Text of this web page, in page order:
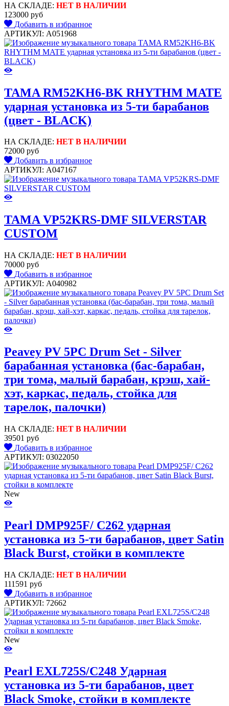
НА СКЛАДЕ: НЕТ В НАЛИЧИИ
123000 руб
Добавить в избранное
АРТИКУЛ: A051968
TAMA RM52KH6-BK RHYTHM MATE
ударная установка из 5-ти барабанов
(цвет - BLACK)
НА СКЛАДЕ: НЕТ В НАЛИЧИИ
72000 руб
Добавить в избранное
АРТИКУЛ: A047167
TAMA VP52KRS-DMF SILVERSTAR
CUSTOM
НА СКЛАДЕ: НЕТ В НАЛИЧИИ
70000 руб
Добавить в избранное
АРТИКУЛ: A040982
Peavey PV 5PC Drum Set - Silver
барабанная установка (бас-барабан,
три тома, малый барабан, крэш, хай-
хэт, каркас, педаль, стойка для
тарелок, палочки)
НА СКЛАДЕ: НЕТ В НАЛИЧИИ
39501 руб
Добавить в избранное
АРТИКУЛ: 03022050
New
Pearl DMP925F/ C262 ударная
установка из 5-ти барабанов, цвет Satin
Black Burst, стойки в комплекте
НА СКЛАДЕ: НЕТ В НАЛИЧИИ
111591 руб
Добавить в избранное
АРТИКУЛ: 72662
New
Pearl EXL725S/C248 Ударная
установка из 5-ти барабанов, цвет
Black Smoke, стойки в комплекте